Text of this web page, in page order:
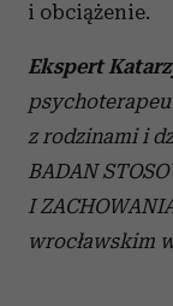
i obciążenie.
Ekspert
z rodzinami i
BADAN
I
wrocławskim